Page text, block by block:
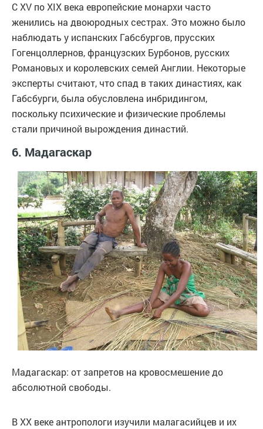
С XV по XIX века европейские монархи часто
женились на двоюродных сестрах. Это можно было
наблюдать у испанских Габсбургов, прусских
Гогенцоллернов, французских Бурбонов, русских
Романовых и королевских семей Англии. Некоторые
эксперты считают, что спад в таких династиях, как
Габсбурги, была обусловлена инбридингом,
поскольку психические и физические проблемы
стали причиной вырождения династий.
6. Мадагаскар
Мадагаскар: от запретов на кровосмешение до
абсолютной свободы.
В XX веке антропологи изучили малагасийцев и их